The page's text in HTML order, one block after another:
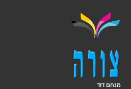
מנחם דוד